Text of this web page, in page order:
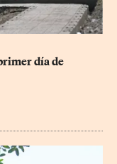
día de